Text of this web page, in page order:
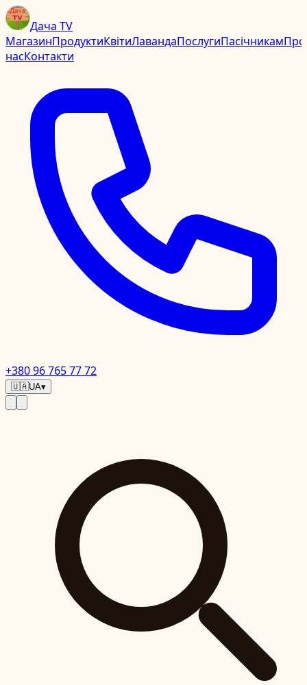
Дача TV
МагазинПродуктиКвітиЛавандаПослугиПасічникамПро
насКонтакти
+380 96 765 77 72
🇺🇦UA▾